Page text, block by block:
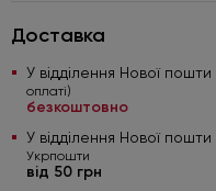
Доставка
У відділення Нової пошти
оплаті)
безкоштовно
У відділення Нової пошти
Укрпошти
від 50 грн